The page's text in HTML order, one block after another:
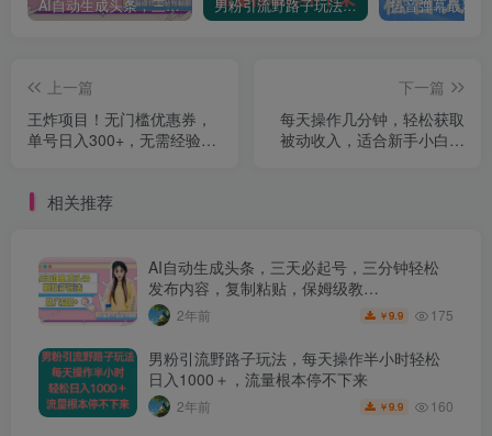
AI自动生成头条，三天必起号，三分钟轻松发布内容，复制粘贴，保姆级教… 男粉引流野路子玩法，每天操作半小时轻松日入1000＋，流量根本停不下来
上一篇
王炸项目！无门槛优惠券，
单号日入300+，无需经验直
下一篇
每天操作几分钟，轻松获取
被动收入，适合新手小白的
相关推荐
AI自动生成头条，三天必起号，三分钟轻松
发布内容，复制粘贴，保姆级教…
2年前 ￥9.9 175
男粉引流野路子玩法，每天操作半小时轻松
日入1000＋，流量根本停不下来
2年前 ￥9.9 160